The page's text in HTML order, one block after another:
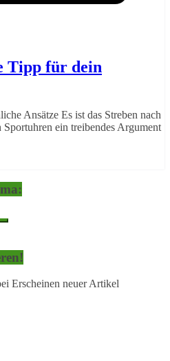
Tipp für dein
Ansätze Es ist das Streben nach
ein treibendes Argument
Erscheinen neuer Artikel